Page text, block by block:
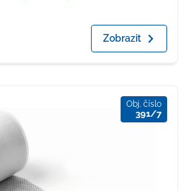
Zobrazit
Obj. číslo
391/7